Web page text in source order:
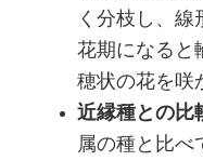
く分枝し、線
花期になると
穂状の花を咲
近縁種との比
属の種と比べ